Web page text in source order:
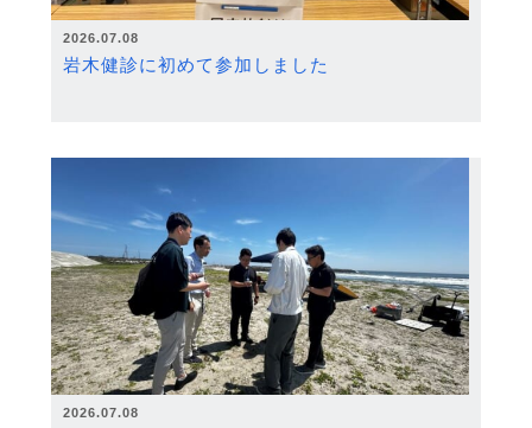
2026.07.08
岩木健診に初めて参加しました
2026.07.08